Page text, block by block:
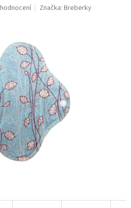
Značka: Breberky